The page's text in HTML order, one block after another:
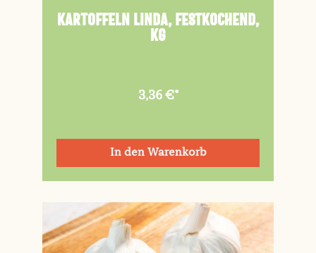
Kartoffeln Linda, festkochend,
kg
3,36 €*
In den Warenkorb